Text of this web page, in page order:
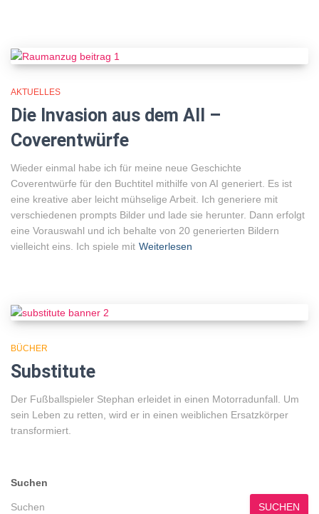
AKTUELLES
Die Invasion aus dem All –
Coverentwürfe
Wieder einmal habe ich für meine neue Geschichte
Coverentwürfe für den Buchtitel mithilfe von AI generiert. Es ist
eine kreative aber leicht mühselige Arbeit. Ich generiere mit
verschiedenen prompts Bilder und lade sie herunter. Dann erfolgt
eine Vorauswahl und ich behalte von 20 generierten Bildern
vielleicht eins. Ich spiele mit Weiterlesen
BÜCHER
Substitute
Der Fußballspieler Stephan erleidet in einen Motorradunfall. Um
sein Leben zu retten, wird er in einen weiblichen Ersatzkörper
transformiert.
Suchen
SUCHEN